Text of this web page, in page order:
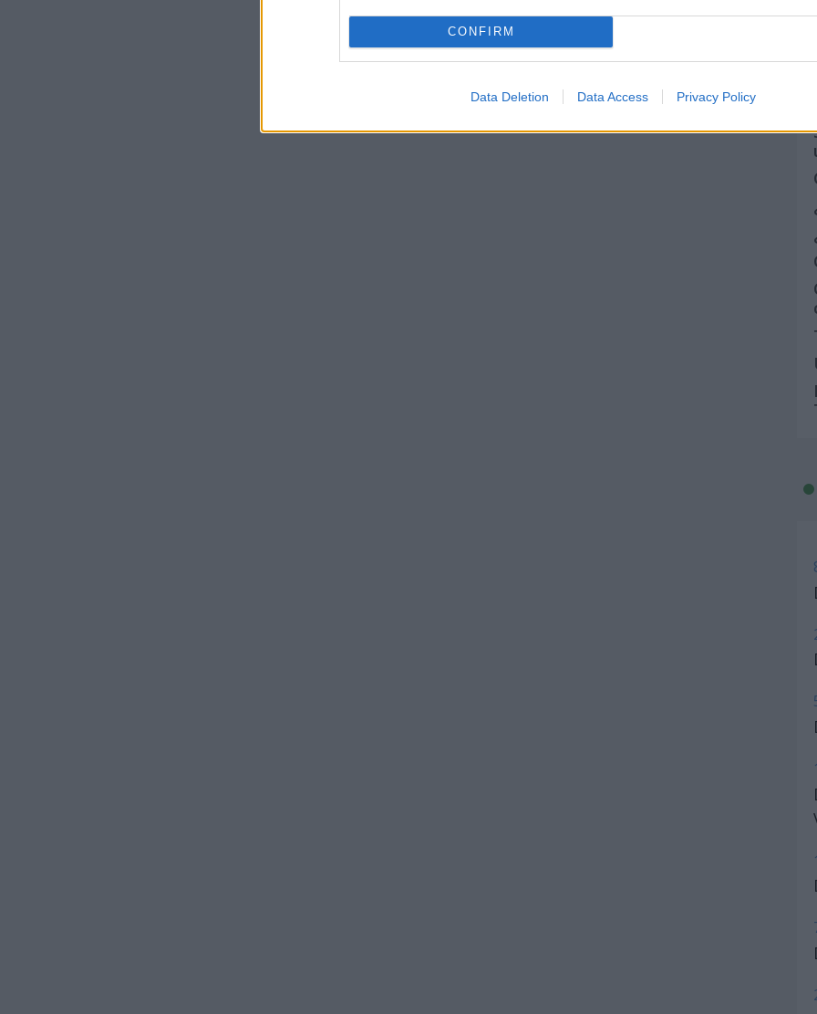
CONFIRM
Data Deletion Data Access Privacy Policy